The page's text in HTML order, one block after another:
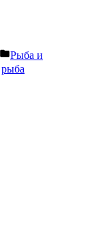
Написано
в
Pыба и
рыба